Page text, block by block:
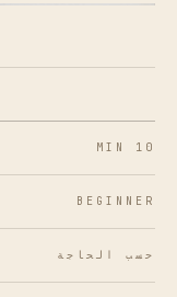
10 MIN
BEGINNER
حسب الحاجة